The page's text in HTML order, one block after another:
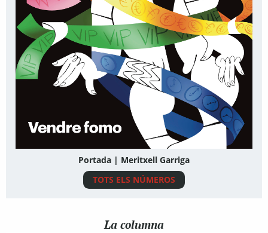
Portada | Meritxell Garriga
TOTS ELS NÚMEROS
La columna